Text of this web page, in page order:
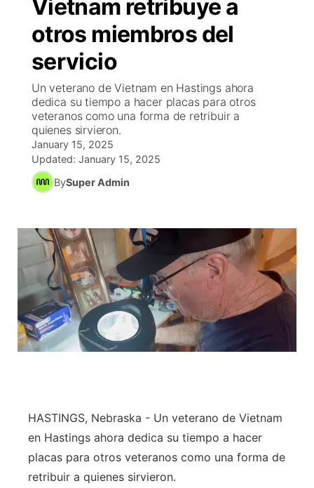
EEUU
Tiroteos
México
Internacional
Conflicto Rusia Ucrania
Deportes
Telemundo Noticias
Inmigración
Bienvenido al Fin de Semana
Reglas de Concursos
Tu Canal
Programcion
Veo Telemundo
El Tiempo
Cancelaciones
Contacto
Region: Central
Este
Vietnam retribuye a
otros miembros del
servicio
Un veterano de Vietnam en Hastings ahora
dedica su tiempo a hacer placas para otros
veteranos como una forma de retribuir a
quienes sirvieron.
January 15, 2025
Updated: January 15, 2025
BySuper Admin
HASTINGS, Nebraska - Un veterano de Vietnam
en Hastings ahora dedica su tiempo a hacer
placas para otros veteranos como una forma de
retribuir a quienes sirvieron.